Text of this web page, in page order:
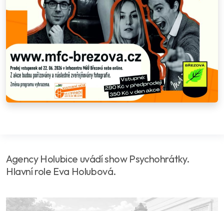
Agency Holubice uvádí show Psychohrátky.
Hlavní role Eva Holubová.